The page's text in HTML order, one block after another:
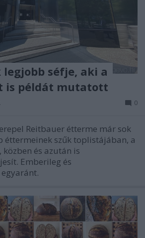
séfje, aki a
is példát mutatott
0
Reitbauer étterme már sok
éttermeinek szűk toplistájában, a
és azután is
Emberileg és